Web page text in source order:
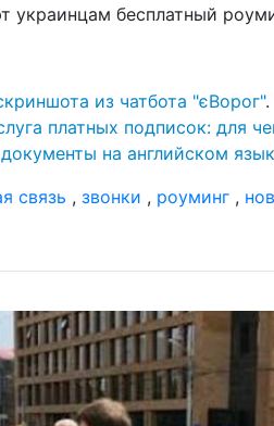
украинцам бесплатный
из чатбота "єВорог".
платных подписок: для
на английском
связь , звонки , роуминг ,